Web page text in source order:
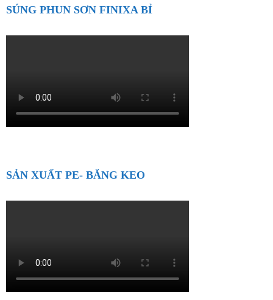
SÚNG PHUN SƠN FINIXA BỈ
SẢN XUẤT PE- BĂNG KEO